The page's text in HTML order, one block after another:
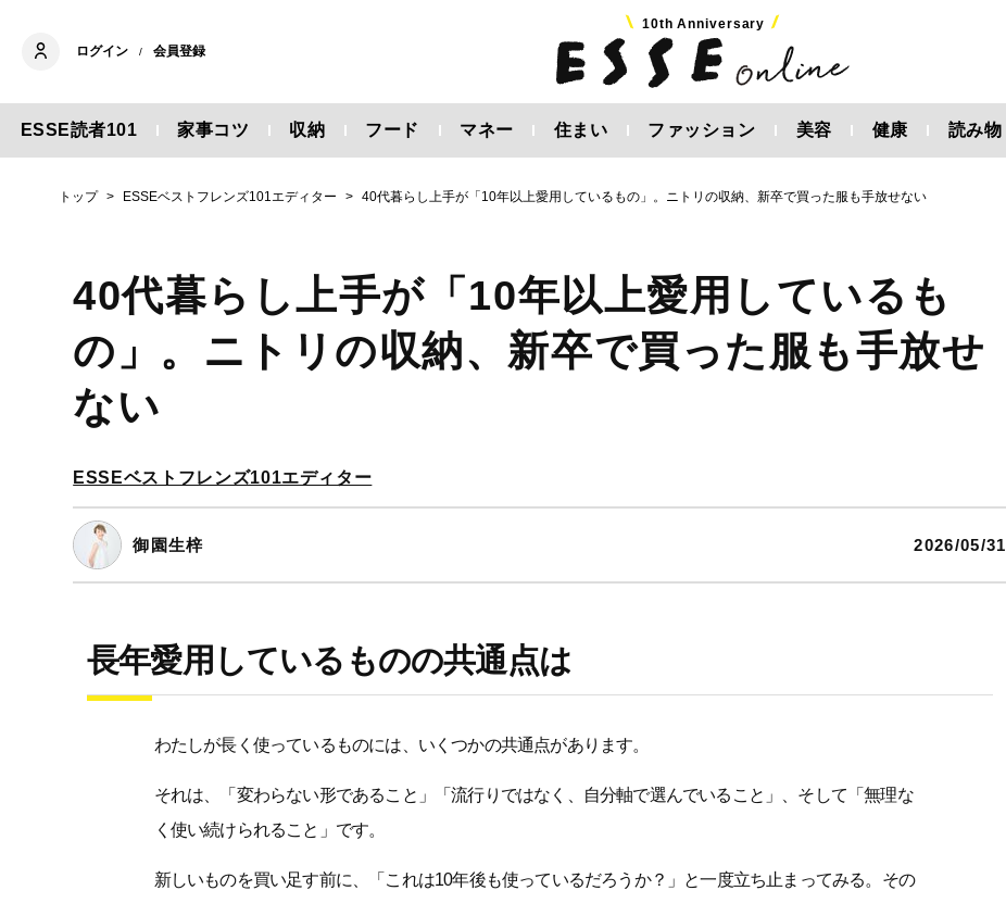
ログイン / 会員登録
10th Anniversary
ESSE読者101 家事コツ 収納 フード マネー 住まい ファッション 美容 健康 読み物
トップ ESSEベストフレンズ101エディター 40代暮らし上手が「10年以上愛用しているもの」。ニトリの収納、新卒で買った服も手放せない
40代暮らし上手が「10年以上愛用しているも
の」。ニトリの収納、新卒で買った服も手放せ
ない
ESSEベストフレンズ101エディター
御園生梓 2026/05/31
長年愛用しているものの共通点は
わたしが長く使っているものには、いくつかの共通点があります。
それは、「変わらない形であること」「流行りではなく、自分軸で選んでいること」、そして「無理な
く使い続けられること」です。
新しいものを買い足す前に、「これは10年後も使っているだろうか？」と一度立ち止まってみる。その